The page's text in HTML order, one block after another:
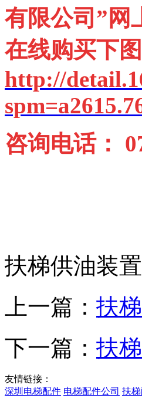
有限公司”网
在线购买下
http://
咨询电话：
扶梯供油装
上一篇： 扶
下一篇： 扶
友情链接：
深圳电梯配件 电梯配件公司 扶